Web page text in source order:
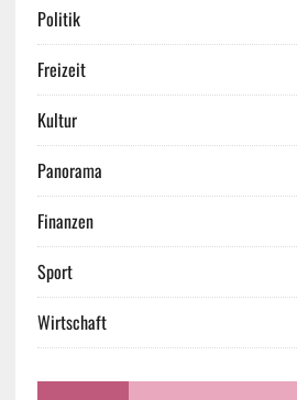
Politik
Freizeit
Kultur
Panorama
Finanzen
Sport
Wirtschaft